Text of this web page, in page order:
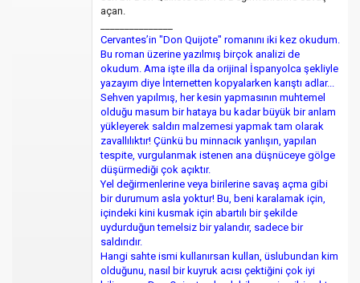
açan.
Cervantes’in "Don Quijote" romanını iki kez okudum.
Bu roman üzerine yazılmış birçok analizi de
okudum. Ama işte illa da orijinal İspanyolca şekliyle
yazayım diye İnternetten kopyalarken karıştı adlar...
Sehven yapılmış, her kesin yapmasının muhtemel
olduğu masum bir hataya bu kadar büyük bir anlam
yükleyerek saldırı malzemesi yapmak tam olarak
zavallılıktır! Çünkü bu minnacık yanlışın, yapılan
tespite, vurgulanmak istenen ana düşnüceye gölge
düşürmediği çok açıktır.
Yel değirmenlerine veya birilerine savaş açma gibi
bir durumum asla yoktur! Bu, beni karalamak için,
içindeki kini kusmak için abartılı bir şekilde
uydurduğun temelsiz bir yalandır, sadece bir
saldırıdır.
Hangi sahte ismi kullanırsan kullan, üslubundan kim
olduğunu, nasıl bir kuyruk acısı çektiğini çok iyi